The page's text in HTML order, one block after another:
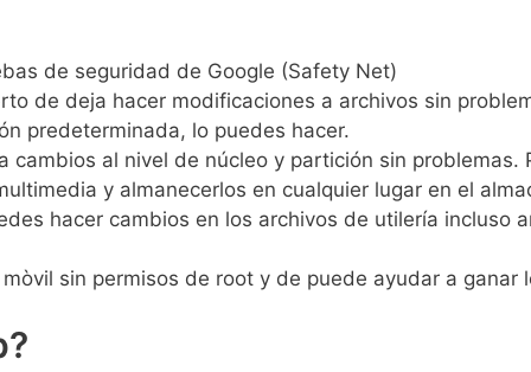
de seguridad de Google (Safety Net)
de deja hacer modificaciones a archivos sin
predeterminada, lo puedes hacer.
cambios al nivel de núcleo y partición sin
y almanecerlos en cualquier lugar en el
hacer cambios en los archivos de utilería incluso
sin permisos de root y de puede ayudar a ganar